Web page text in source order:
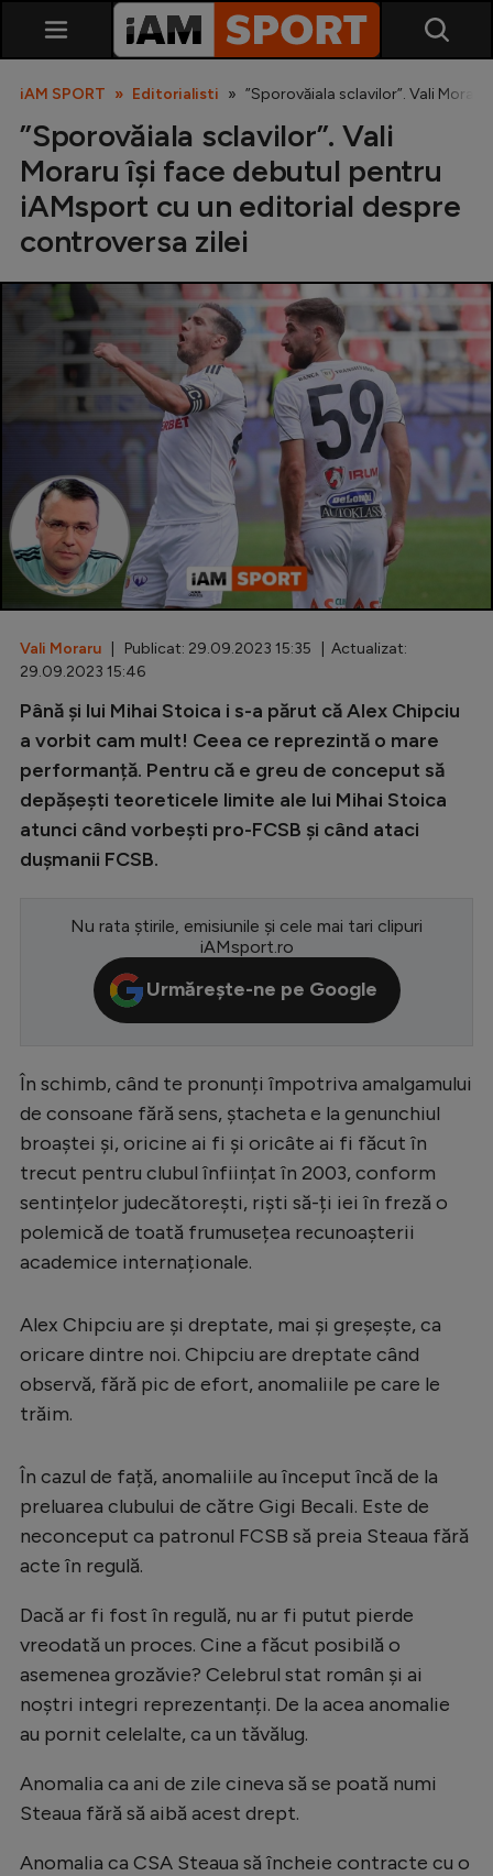
SuperLiga
Liga 2
Cupa României
Echipa Națională
U21
Fotbal feminin
Special
Diverse
Inedit
Clasamente
Champions League
Europa League
Conference League
Premier League
LaLiga
Ligue 1
Campionate
Starurile fotbalului
EURO 2024
Stranieri
Natație
Formula 1
Auto
Rugby
Ciclism
Alte sporturi
JO 2024
JO 2026
iAM SPORT Editorialisti ”Sporovăiala sclavilor”. Vali
”Sporovăiala sclavilor”. Vali
Moraru își face debutul pentru
iAMsport cu un editorial despre
controversa zilei
Vali Moraru | Publicat: 29.09.2023 15:35 | Actualizat:
29.09.2023 15:46
Până și lui Mihai Stoica i s-a părut că Alex Chipciu
a vorbit cam mult! Ceea ce reprezintă o mare
performanță. Pentru că e greu de conceput să
depășești teoreticele limite ale lui Mihai Stoica
atunci când vorbești pro-FCSB și când ataci
dușmanii FCSB.
Nu rata știrile, emisiunile și cele mai tari clipuri
iAMsport.ro
Urmărește-ne pe Google
În schimb, când te pronunți împotriva amalgamului
de consoane fără sens, ștacheta e la genunchiul
broaștei și, oricine ai fi și oricâte ai fi făcut în
trecut pentru clubul înființat în 2003, conform
sentințelor judecătorești, riști să-ți iei în freză o
polemică de toată frumusețea recunoașterii
academice internaționale.
Alex Chipciu are și dreptate, mai și greșește, ca
oricare dintre noi. Chipciu are dreptate când
observă, fără pic de efort, anomaliile pe care le
trăim.
În cazul de față, anomaliile au început încă de la
preluarea clubului de către Gigi Becali. Este de
neconceput ca patronul FCSB să preia Steaua fără
acte în regulă.
Dacă ar fi fost în regulă, nu ar fi putut pierde
vreodată un proces. Cine a făcut posibilă o
asemenea grozăvie? Celebrul stat român și ai
noștri integri reprezentanți. De la acea anomalie
au pornit celelalte, ca un tăvălug.
Anomalia ca ani de zile cineva să se poată numi
Steaua fără să aibă acest drept.
Anomalia ca CSA Steaua să încheie contracte cu o